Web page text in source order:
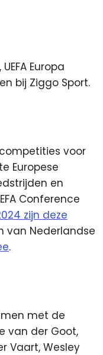
Europa
bij Ziggo Sport.
voor
Europese
en
Conference
zijn deze
van Nederlandse
.
met de
van der Goot,
Vaart, Wesley